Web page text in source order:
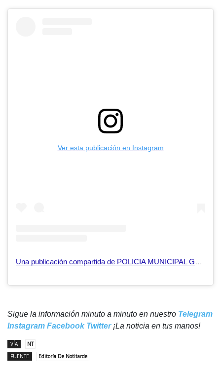
Ver esta publicación en Instagram
Una publicación compartida de POLICIA MUNICIPAL GUACARA (@poliguacara)
Sigue la información minuto a minuto en nuestro Telegram
Instagram Facebook Twitter¡La noticia en tus manos!
VÍA
NT
FUENTE
Editoría De Notitarde